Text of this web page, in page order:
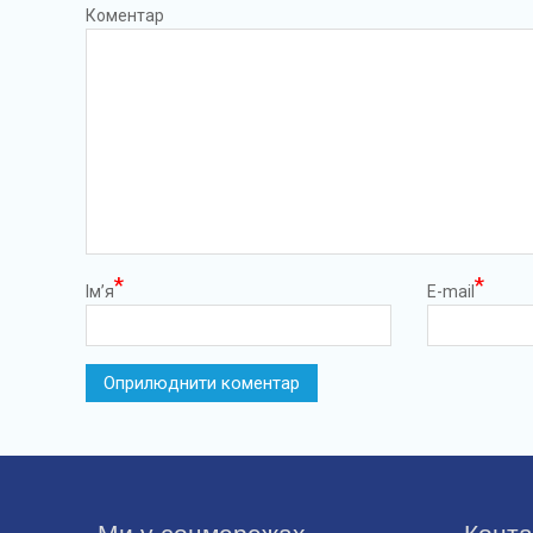
Коментар
Ім’я* E-mail *